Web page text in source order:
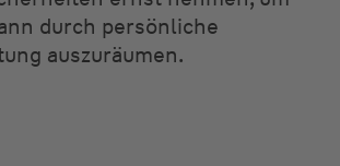
durch persönliche
auszuräumen.